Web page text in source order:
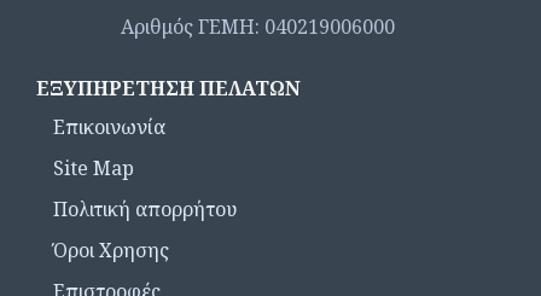
Αριθμός ΓΕΜΗ: 040219006000
ΕΞΥΠΗΡΈΤΗΣΗ ΠΕΛΑΤΏΝ
Επικοινωνία
Site Map
Πολιτική απορρήτου
Όροι Χρησης